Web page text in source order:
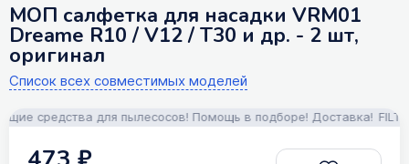
МОП салфетка для насадки VRM01
Dreame R10 / V12 / T30 и др. - 2 шт,
оригинал
Список всех совместимых моделей
средства для пылесосов! Помощь в подборе! Доставка!